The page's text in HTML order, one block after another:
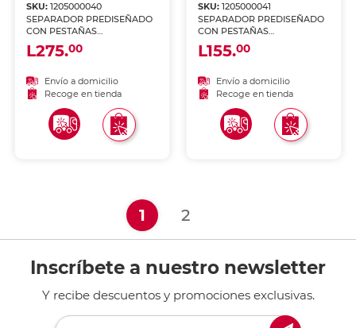
SKU:1205000040
SEPARADOR PREDISEÑADO
CON PESTAÑAS
MULTICOLOR 1-31
L275.00
Envío a domicilio
Recoge en tienda
SKU: 1205000041
SEPARADOR PREDISEÑADO
CON PESTAÑAS
MULTICOLOR MENSUAL
L155.00
Envío a domicilio
Recoge en tienda
1(current)
2
Inscríbete a nuestro newsletter
Y recibe descuentos y promociones exclusivas.